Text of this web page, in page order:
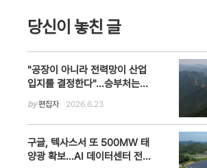
당신이 놓친 글
"공장이 아니라 전력망이 산업
입지를 결정한다"…승부처는
'에너지 고속도로'
by편집자 2026.6.23
구글, 텍사스서 또 500MW 태
양광 확보…AI 데이터센터 전력